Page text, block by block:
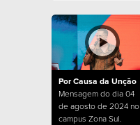
Por Causa da Unção
Mensagem do dia 04
de agosto de 2024 no
campus Zona Sul.